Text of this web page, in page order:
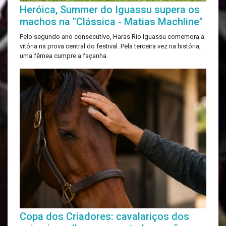
Heróica, Summer do Iguassu supera os
machos na "Clássica - Matias Machline"
Pelo segundo ano consecutivo, Haras Rio Iguassu comemora a
vitória na prova central do festival. Pela terceira vez na história,
uma fêmea cumpre a façanha.
Copa dos Criadores: cavalariços dos